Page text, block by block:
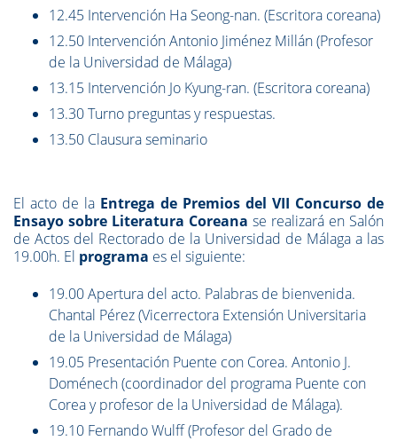
12.45 Intervención Ha Seong-nan. (Escritora coreana)
12.50 Intervención Antonio Jiménez Millán (Profesor
de la Universidad de Málaga)
13.15 Intervención Jo Kyung-ran. (Escritora coreana)
13.30 Turno preguntas y respuestas.
13.50 Clausura seminario
El acto de la Entrega de Premios del VII Concurso de
Ensayo sobre Literatura Coreana se realizará en Salón
de Actos del Rectorado de la Universidad de Málaga a las
19.00h. El programa es el siguiente:
19.00 Apertura del acto. Palabras de bienvenida.
Chantal Pérez (Vicerrectora Extensión Universitaria
de la Universidad de Málaga)
19.05 Presentación Puente con Corea. Antonio J.
Doménech (coordinador del programa Puente con
Corea y profesor de la Universidad de Málaga).
19.10 Fernando Wulff (Profesor del Grado de